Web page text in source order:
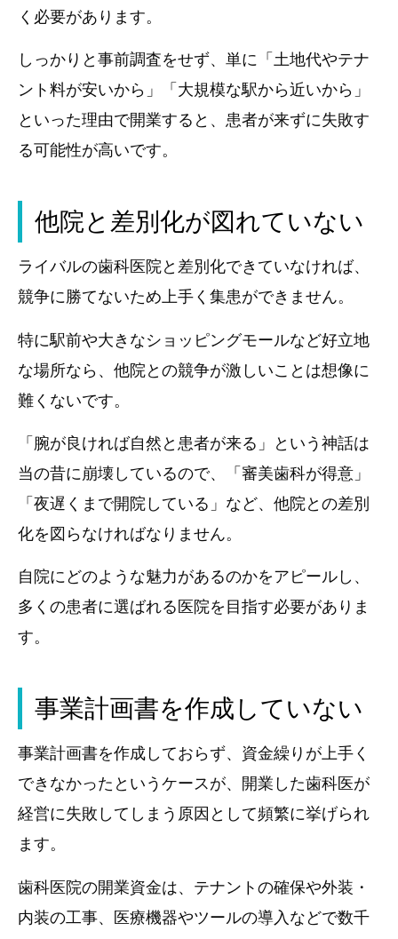
く必要があります。
しっかりと事前調査をせず、単に「土地代やテナ
ント料が安いから」「大規模な駅から近いから」
といった理由で開業すると、患者が来ずに失敗す
る可能性が高いです。
他院と差別化が図れていない
ライバルの歯科医院と差別化できていなければ、
競争に勝てないため上手く集患ができません。
特に駅前や大きなショッピングモールなど好立地
な場所なら、他院との競争が激しいことは想像に
難くないです。
「腕が良ければ自然と患者が来る」という神話は
当の昔に崩壊しているので、「審美歯科が得意」
「夜遅くまで開院している」など、他院との差別
化を図らなければなりません。
自院にどのような魅力があるのかをアピールし、
多くの患者に選ばれる医院を目指す必要がありま
す。
事業計画書を作成していない
事業計画書を作成しておらず、資金繰りが上手く
できなかったというケースが、開業した歯科医が
経営に失敗してしまう原因として頻繁に挙げられ
ます。
歯科医院の開業資金は、テナントの確保や外装・
内装の工事、医療機器やツールの導入などで数千